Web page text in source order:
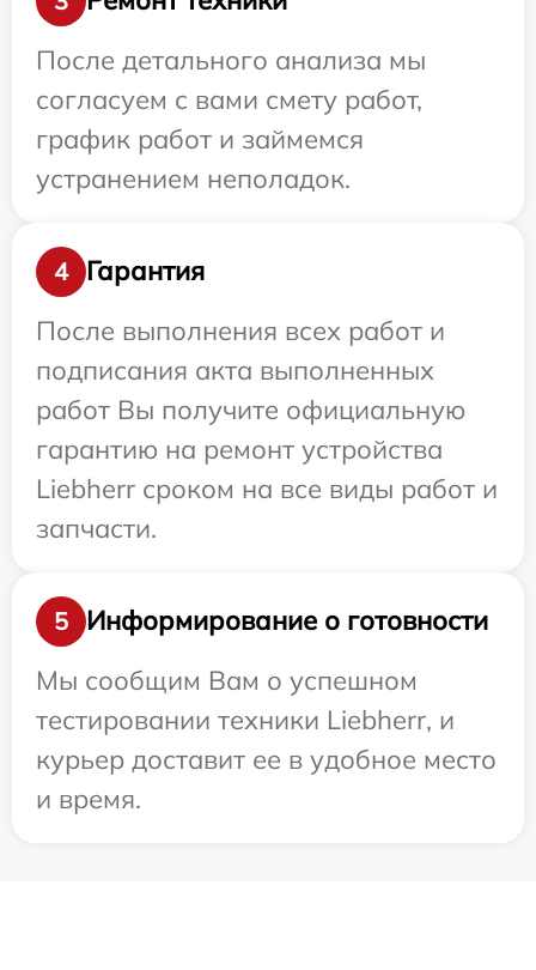
После детального анализа мы
согласуем с вами смету работ,
график работ и займемся
устранением неполадок.
4
Гарантия
После выполнения всех работ и
подписания акта выполненных
работ Вы получите официальную
гарантию на ремонт устройства
Liebherr сроком на все виды работ и
запчасти.
5
Информирование о готовности
Мы сообщим Вам о успешном
тестировании техники Liebherr, и
курьер доставит ее в удобное место
и время.